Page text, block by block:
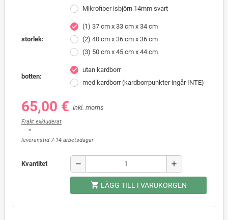
Mikrofiber isbjörn 14mm svart
storlek:
check
(1) 37 cm x 33 cm x 34 cm
(2) 40 cm x 36 cm x 36 cm
(3) 50 cm x 45 cm x 44 cm
botten:
check
utan kardborr
med kardborr (kardborrpunkter ingår INTE)
65,00 € Inkl. moms
Frakt exkluderat
*
leveranstid 7-14 arbetsdagar
Kvantitet remove add
shopping_cart LÄGG TILL I VARUKORGEN